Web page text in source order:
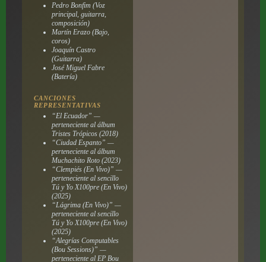
Pedro Bonfim (Voz
principal, guitarra,
composición)
Martín Erazo (Bajo,
coros)
Joaquín Castro
(Guitarra)
José Miguel Fabre
(Batería)
CANCIONES
REPRESENTATIVAS
“El Ecuador” —
perteneciente al álbum
Tristes Trópicos(2018)
“Ciudad Espanto” —
perteneciente al álbum
Muchachito Roto(2023)
“Clempiés (En Vivo)” —
perteneciente al sencillo
Tú y Yo X100pre (En Vivo)
(2025)
“Lágrima (En Vivo)” —
perteneciente al sencillo
Tú y Yo X100pre (En Vivo)
(2025)
“Alegrías Computables
(Bou Sessions)” —
perteneciente al EP Bou